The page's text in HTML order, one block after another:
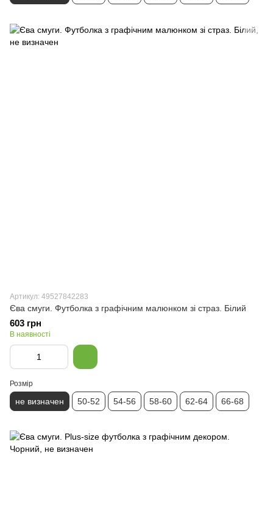
Артикул: 49527842283
Єва смуги. Футболка з графічним малюнком зі страз. Білий
603 грн
В наявності
Розмір
не визначен 50-52 54-56 58-60 62-64 66-68